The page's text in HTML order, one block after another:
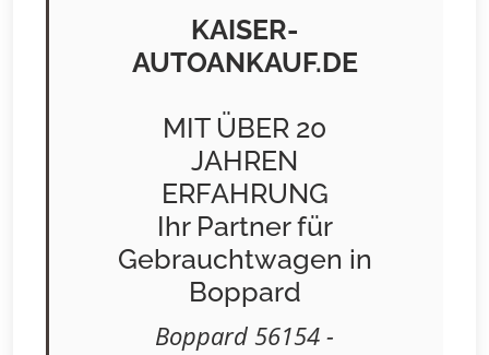
KAISER-
AUTOANKAUF.DE
MIT ÜBER 20
JAHREN
ERFAHRUNG
Ihr Partner für
Gebrauchtwagen in
Boppard
Boppard 56154 -